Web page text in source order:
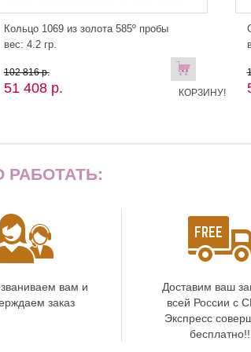
Кольцо 1069 из золота 585º пробы
вес: 4.2 гр.
102 816 р.
51 408 р.
В
КОРЗИНУ!
РАБОТАТЬ:
вам и
заказ
Доставим ваш
всей России с
Экспресс